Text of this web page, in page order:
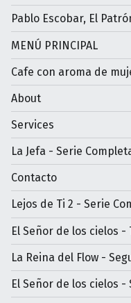
Pablo Escobar, El
MENÚ PRINCIPAL
Cafe con aroma de
About
Services
La Jefa - Serie
Contacto
Lejos de Ti 2 - Serie
El Señor de los cielos -
La Reina del Flow -
El Señor de los cielos